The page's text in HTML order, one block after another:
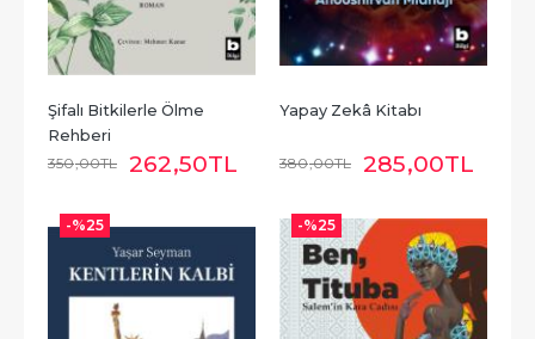
Şifalı Bitkilerle Ölme
Rehberi
350,00TL 262,50TL
Yapay Zekâ Kitabı
380,00TL 285,00TL
-%25 -%25